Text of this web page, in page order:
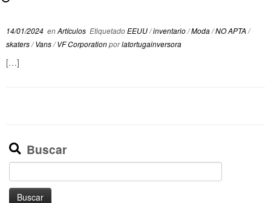
14/01/2024 enArtículos EtiquetadoEEUU/inventario/Moda/NO APTA /
skaters/Vans/VF Corporationporlatortugainversora
[…]
Buscar
Buscar: